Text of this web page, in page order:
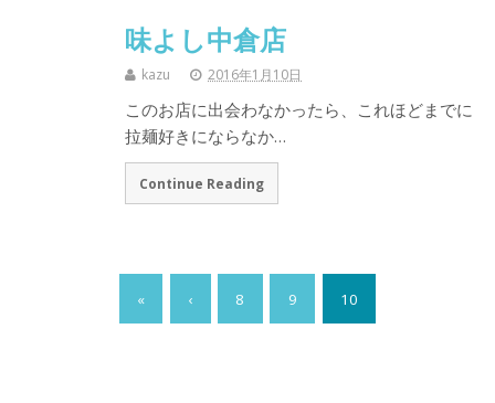
味よし中倉店
kazu 2016年1月10日
このお店に出会わなかったら、これほどまでに
拉麺好きにならなか…
Continue Reading
« ‹ 8 9 10